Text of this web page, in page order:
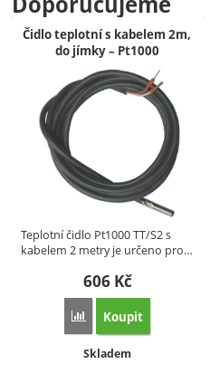
Čidlo teplotní s kabelem 2m,
do jímky – Pt1000
Teplotní čidlo Pt1000 TT/S2 s
kabelem 2 metry je určeno pro…
606 Kč
Porovnat
Koupit
Dostupnost:
Skladem